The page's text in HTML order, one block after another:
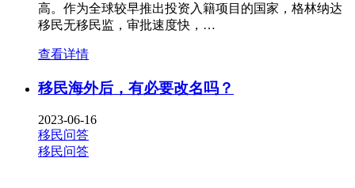
高。作为全球较早推出投资入籍项目的国家，格林纳达
移民无移民监，审批速度快，…
查看详情
移民海外后，有必要改名吗？
2023-06-16
移民问答
移民问答